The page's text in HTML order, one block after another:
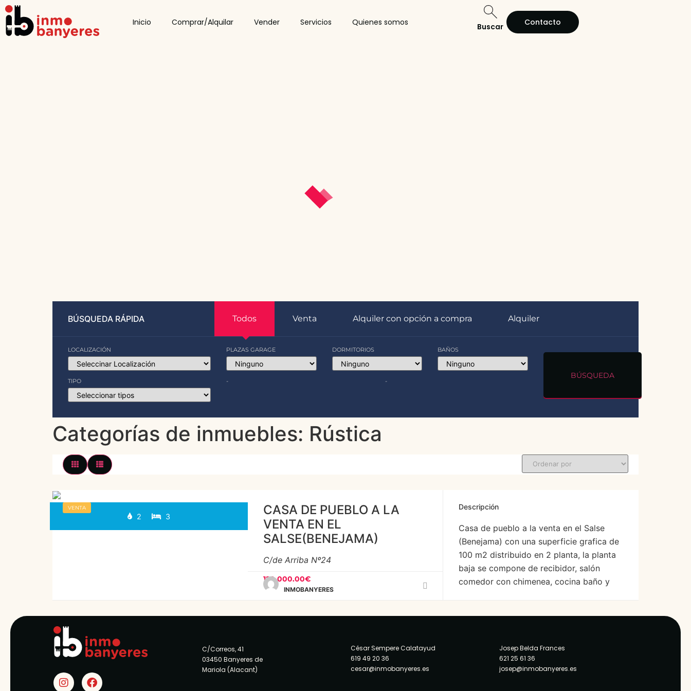
Inicio Comprar/Alquilar Vender Servicios Quienes somos Buscar Contacto
BÚSQUEDA RÁPIDA Todos Venta Alquiler con opción a compra Alquiler
LOCALIZACIÓN PLAZAS GARAGE DORMITORIOS BAÑOS
TIPO - -
BÚSQUEDA
Categorías de inmuebles: Rústica
VENTA
2 3
CASA DE PUEBLO A LA
VENTA EN EL
SALSE(BENEJAMA)
C/de Arriba Nº24
120,000.00€
INMOBANYERES
Descripción
Casa de pueblo a la venta en el Salse
(Benejama) con una superficie grafica de
100 m2 distribuido en 2 planta, la planta
baja se compone de recibidor, salón
comedor con chimenea, cocina baño y
C/Correos, 41
03450 Banyeres de
Mariola (Alacant)
César Sempere Calatayud
619 49 20 36
cesar@inmobanyeres.es
Josep Belda Frances
621 25 61 36
josep@inmobanyeres.es